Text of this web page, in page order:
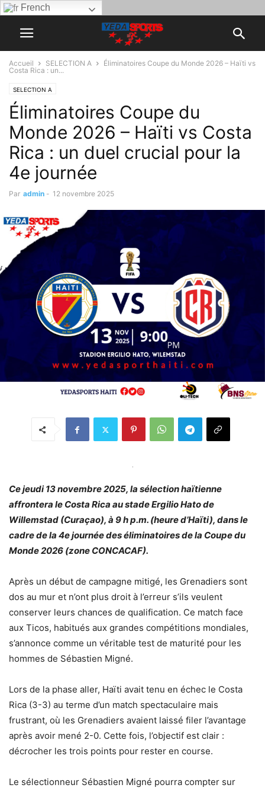
French
Accueil SELECTION A
Éliminatoires Coupe du Monde 2026 – Haïti vs
Costa Rica : un...
SELECTION A
Éliminatoires Coupe du
Monde 2026 – Haïti vs Costa
Rica : un duel crucial pour la
4e journée
Par admin - 12 novembre 2025
.
Ce jeudi 13 novembre 2025, la sélection haïtienne
affrontera le Costa Rica au stade Ergilio Hato de
Willemstad (Curaçao), à 9 h p.m. (heure d’Haïti), dans le
cadre de la 4e journée des éliminatoires de la Coupe du
Monde 2026 (zone CONCACAF).
Après un début de campagne mitigé, les Grenadiers sont
dos au mur et n’ont plus droit à l’erreur s’ils veulent
conserver leurs chances de qualification. Ce match face
aux Ticos, habitués aux grandes compétitions mondiales,
s’annonce comme un véritable test de maturité pour les
hommes de Sébastien Migné.
Lors de la phase aller, Haïti avait tenu en échec le Costa
Rica (3-3) au terme d’un match spectaculaire mais
frustrant, où les Grenadiers avaient laissé filer l’avantage
après avoir mené 2-0. Cette fois, l’objectif est clair :
décrocher les trois points pour rester en course.
Le sélectionneur Sébastien Migné pourra compter sur